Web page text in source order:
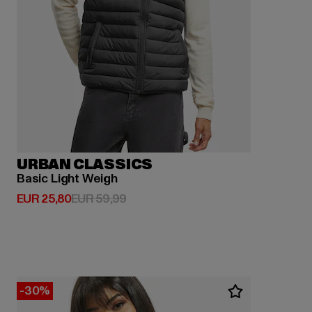
URBAN CLASSICS
Basic Light Weigh
EUR 25,80
Derzeitiger Preis: EUR 25,80
EUR 59,99Aktionspreis: EUR 59,99
-30%